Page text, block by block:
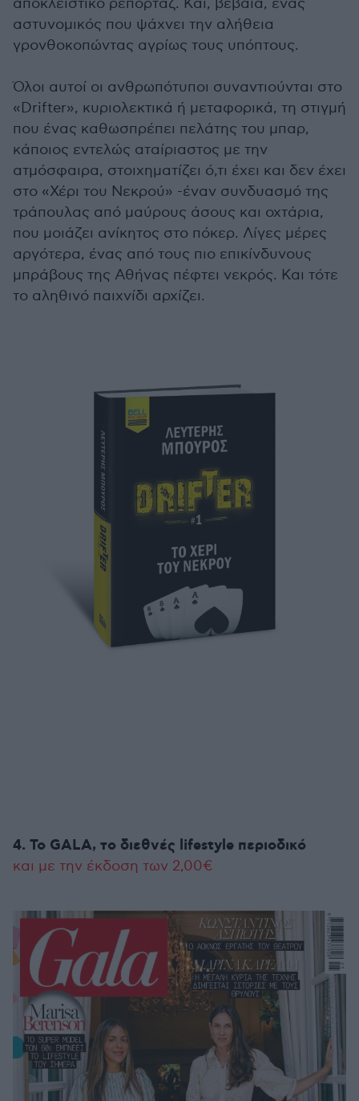
αποκλειστικό ρεπορτάζ. Και, βέβαια, ένας
αστυνομικός που ψάχνει την αλήθεια
γρονθοκοπώντας αγρίως τους υπόπτους.
Όλοι αυτοί οι ανθρωπότυποι συναντιούνται στο
«Drifter», κυριολεκτικά ή μεταφορικά, τη στιγμή
που ένας καθωσπρέπει πελάτης του μπαρ,
κάποιος εντελώς αταίριαστος με την
ατμόσφαιρα, στοιχηματίζει ό,τι έχει και δεν έχει
στο «Χέρι του Νεκρού» -έναν συνδυασμό της
τράπουλας από μαύρους άσους και οχτάρια,
που μοιάζει ανίκητος στο πόκερ. Λίγες μέρες
αργότερα, ένας από τους πιο επικίνδυνους
μπράβους της Αθήνας πέφτει νεκρός. Και τότε
το αληθινό παιχνίδι αρχίζει.
4. To GALA, το διεθνές lifestyle περιοδικό
και με την έκδοση των 2,00€